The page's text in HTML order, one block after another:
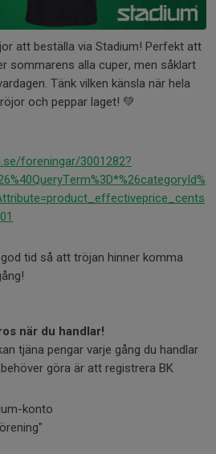
att beställa via Stadium! Perfekt att
sommarens alla cuper, men såklart
Tänk vilken känsla när hela
och peppar laget! 💚
foreningar/3001282?
tid så att tröjan hinner komma
när du handlar!
tjäna pengar varje gång du handlar
göra är att registrera BK
konto